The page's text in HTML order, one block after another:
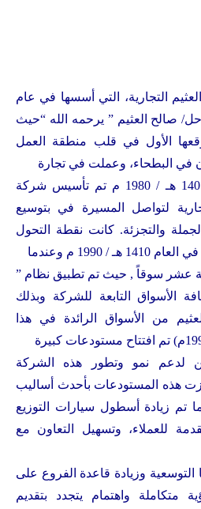
التجارية، التي أسسها في عام
الراحل/ صالح العثيم ” يرحمه الله “حيث
الأول في قلب منطقة العمل
في البطحاء، وعملت في تجارة
المواد الغذائية وفي عام 1401 هـ / 1980 م تم تأسيس شركة
لتواصل المسيرة في بتوسيع
والتجزئة. كانت نقطة التحول
م وعندما
عشر سوقاً , حيث تم تطبيق نظام ”
الأسواق التابعة للشركة وبذلك
من الأسواق الرائدة في هذا
لدعم نمو وتطور هذه الشركة
هذه المستودعات بأحدث أساليب
تم زيادة أسطول سيارات التوزيع
للعملاء، وتسهيل التعاون مع
التوسعية وزيادة قاعدة الفروع على
متكاملة واهتمام يتجدد بتقديم